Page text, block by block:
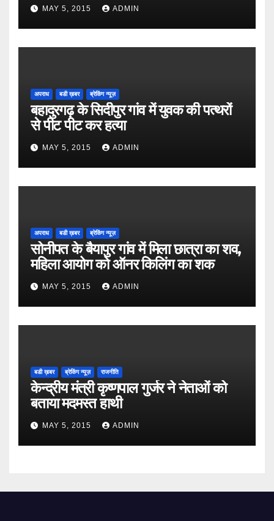
MAY 5, 2015 ADMIN
अपराध बडी ख़बर ब्रेकिंग न्यूज़
बहादुरगढ़ के सिदीपुर गांव में युवक की पत्थरों
से पीट पीट कर हत्या
MAY 5, 2015 ADMIN
अपराध बडी ख़बर ब्रेकिंग न्यूज़
सोनीपत के बैयापुर गांव में मिला छात्रा का शव,
महिला आयोग को ऑनर किलिंग का शक
MAY 5, 2015 ADMIN
बडी ख़बर ब्रेकिंग न्यूज़ राजनीति
केन्द्रीय मंत्री कृष्णपाल गुर्जर ने नेताओं को
बताया मदमस्त हाथी
MAY 5, 2015 ADMIN